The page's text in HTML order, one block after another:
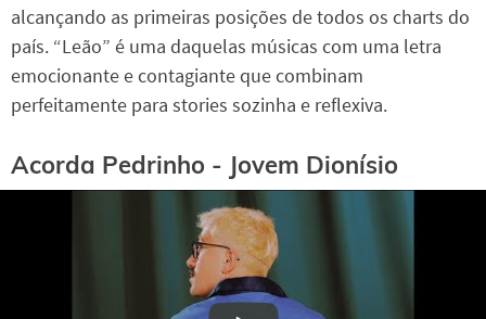
alcançando as primeiras posições de todos os charts do
país. “Leão” é uma daquelas músicas com uma letra
emocionante e contagiante que combinam
perfeitamente para stories sozinha e reflexiva.
Acorda Pedrinho - Jovem Dionísio